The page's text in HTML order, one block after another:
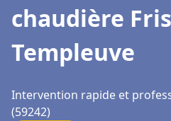
chaudière
Templeuve
Intervention rapide et
(59242)